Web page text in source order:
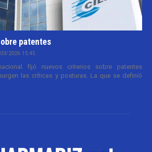
patentes
2026 15:45
fijó nuevos criterios sobre patentes
las críticas y posturas. La que se definió